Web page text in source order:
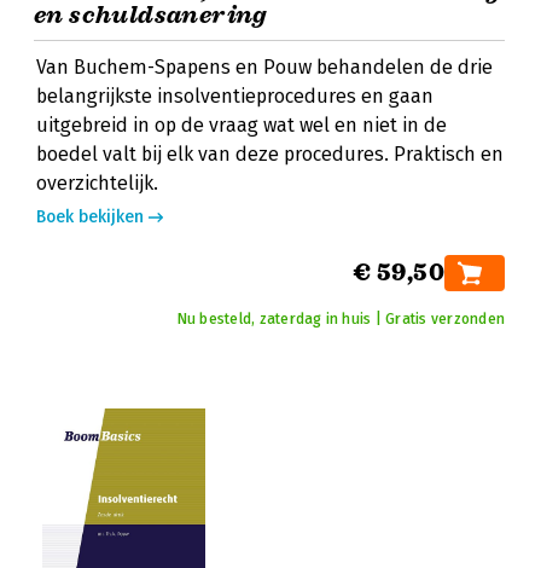
en schuldsanering
Van Buchem-Spapens en Pouw behandelen de drie
belangrijkste insolventieprocedures en gaan
uitgebreid in op de vraag wat wel en niet in de
boedel valt bij elk van deze procedures. Praktisch en
overzichtelijk.
Boek bekijken
€ 59,50
Nu besteld, zaterdag in huis | Gratis verzonden